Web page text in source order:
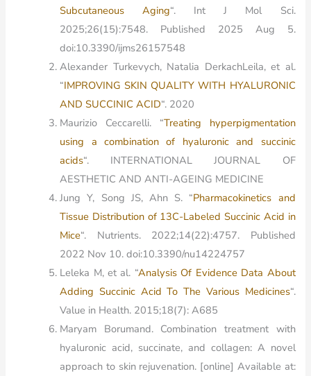
Subcutaneous Aging“. Int J Mol Sci.
2025;26(15):7548. Published 2025 Aug 5.
doi:10.3390/ijms26157548
Alexander Turkevych, Natalia DerkachLeila, et al.
“IMPROVING SKIN QUALITY WITH HYALURONIC
AND SUCCINIC ACID“. 2020
Maurizio Ceccarelli. “Treating hyperpigmentation
using a combination of hyaluronic and succinic
acids“. INTERNATIONAL JOURNAL OF
AESTHETIC AND ANTI-AGEING MEDICINE
Jung Y, Song JS, Ahn S. “Pharmacokinetics and
Tissue Distribution of 13C-Labeled Succinic Acid in
Mice“. Nutrients. 2022;14(22):4757. Published
2022 Nov 10. doi:10.3390/nu14224757
Leleka M, et al. “Analysis Of Evidence Data About
Adding Succinic Acid To The Various Medicines“.
Value in Health. 2015;18(7): A685
Maryam Borumand. Combination treatment with
hyaluronic acid, succinate, and collagen: A novel
approach to skin rejuvenation. [online] Available at: